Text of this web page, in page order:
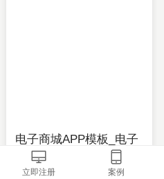
电子商城APP模板_电子
商城APP开发_电脑购
物、配件、配置教程、
立即注册 案例